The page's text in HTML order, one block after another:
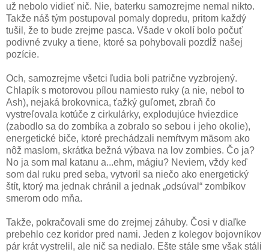
už nebolo vidieť nič. Nie, baterku samozrejme nemal nikto.
Takže náš tým postupoval pomaly dopredu, pritom každý
tušil, že to bude zrejme pasca. Všade v okolí bolo počuť
podivné zvuky a tiene, ktoré sa pohybovali pozdĺž našej
pozície.
Och, samozrejme všetci ľudia boli patrične vyzbrojený.
Chlapík s motorovou pílou namiesto ruky (a nie, nebol to
Ash), nejaká brokovnica, ťažký guľomet, zbraň čo
vystreľovala kotúče z cirkulárky, explodujúce hviezdice
(zabodlo sa do zombíka a zobralo so sebou i jeho okolie),
energetické biče, ktoré prechádzali nemŕtvym mäsom ako
nôž maslom, skrátka bežná výbava na lov zombies. Čo ja?
No ja som mal katanu a...ehm, mágiu? Neviem, vždy keď
som dal ruku pred seba, vytvoril sa niečo ako energetický
štít, ktorý ma jednak chránil a jednak „odsúval“ zombíkov
smerom odo mňa.
Takže, pokračovali sme do zrejmej záhuby. Čosi v diaľke
prebehlo cez koridor pred nami. Jeden z kolegov bojovníkov
pár krát vystrelil, ale nič sa nedialo. Ešte stále sme však stáli